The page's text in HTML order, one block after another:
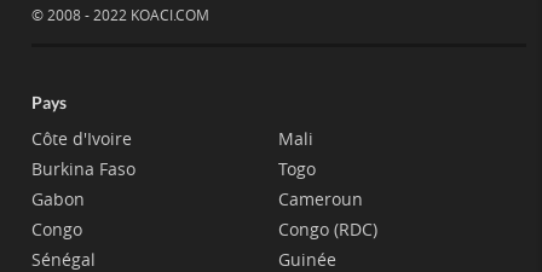
© 2008 - 2022 KOACI.COM
Pays
Côte d'Ivoire
Burkina Faso
Gabon
Congo
Sénégal
Mali
Togo
Cameroun
Congo (RDC)
Guinée